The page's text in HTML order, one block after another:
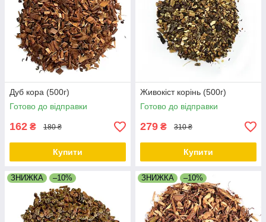
Дуб кора (500г)
Готово до відправки
162 ₴ 180 ₴
Купити
Живокіст корінь (500г)
Готово до відправки
279 ₴ 310 ₴
Купити
ЗНИЖКА –10% ЗНИЖКА –10%